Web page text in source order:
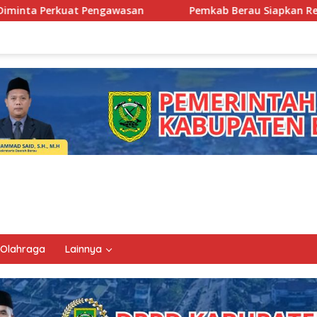
Pemkab Berau Siapkan Regenerasi Pejabat, Empat
Olahraga Lainnya